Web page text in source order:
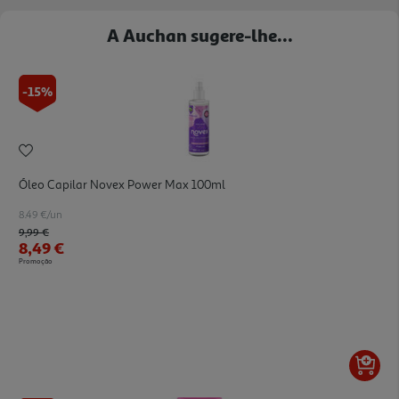
A Auchan sugere-lhe...
-15%
Óleo Capilar Novex Power Max 100ml
8.49 €/un
Price reduced from
9,99 €to
8,49 €
Promoção